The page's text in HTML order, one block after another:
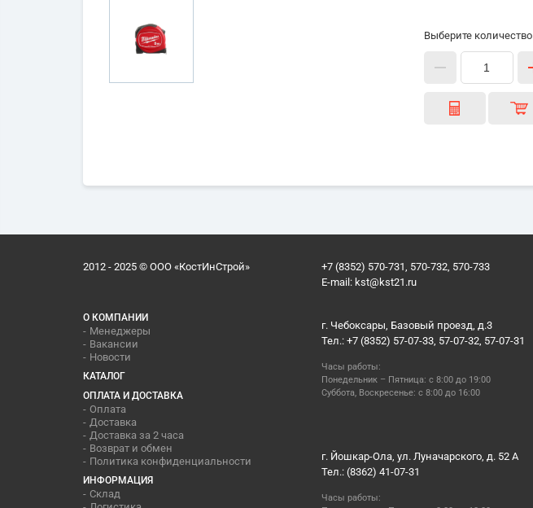
Выберите количество
2012 - 2025 © ООО «КостИнСтрой»
+7 (8352) 570-731, 570-732, 570-733
E-mail: kst@kst21.ru
О КОМПАНИИ
Менеджеры
Вакансии
Новости
КАТАЛОГ
ОПЛАТА И ДОСТАВКА
Оплата
Доставка
Доставка за 2 часа
Возврат и обмен
Политика конфиденциальности
ИНФОРМАЦИЯ
Склад
г. Чебоксары, Базовый проезд, д.3
Тел.: +7 (8352) 57-07-33, 57-07-32, 57-07-31
Часы работы:
Понедельник – Пятница: с 8:00 до 19:00
Суббота, Воскресенье: с 8:00 до 16:00
г. Йошкар-Ола, ул. Луначарского, д. 52 А
Тел.: (8362) 41-07-31
Часы работы: